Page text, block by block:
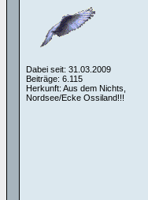
Dabei seit: 31.03.2009
Beiträge: 6.115
Herkunft: Aus dem Nichts,
Nordsee/Ecke Ossiland!!!